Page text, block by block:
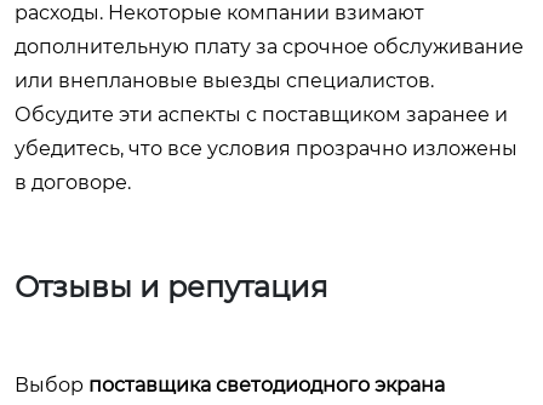
расходы. Некоторые компании взимают
дополнительную плату за срочное обслуживание
или внеплановые выезды специалистов.
Обсудите эти аспекты с поставщиком заранее и
убедитесь, что все условия прозрачно изложены
в договоре.
Отзывы и репутация
Выбор поставщика светодиодного экрана